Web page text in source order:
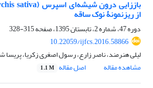
از ریزنمونۀ نوک ساقه
دوره 47، شماره 2، تابستان 1395، صفحه
315-328
10.22059/ijfcs.2016.58866
لیلی هنرمند، ناصر زارع، رسول اصغری زکریا،
مشاهده مقاله
اصل مقاله 1.1 M